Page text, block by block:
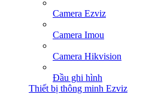
Camera Ezviz
Camera Imou
Camera Hikvision
Đầu ghi hình
Thiết bị thông minh Ezviz